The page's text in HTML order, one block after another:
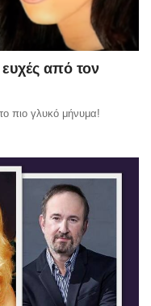
από τον
πιο γλυκό μήνυμα!